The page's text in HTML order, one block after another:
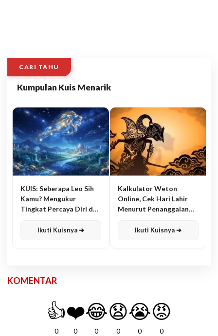
CARI TAHU
Kumpulan Kuis Menarik
KUIS: Seberapa Leo Sih
Kamu? Mengukur
Tingkat Percaya Diri dan
Ikuti Kuisnya ➔
Kalkulator Weton
Online, Cek Hari Lahir
Menurut Penanggalan
Ikuti Kuisnya ➔
KOMENTAR
👍
0
❤️
0
😂
0
😧
0
😭
0
😡
0